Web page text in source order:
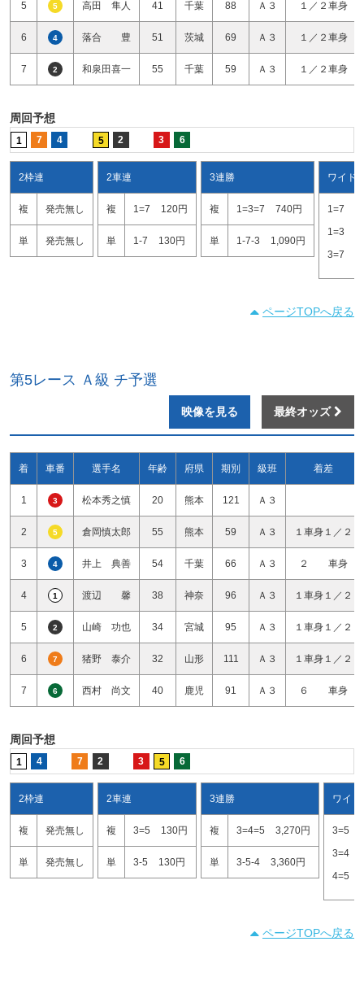
5 5 高田 隼人 41 千葉 88 Ａ３ １／２車身
6 4 落合 豊 51 茨城 69 Ａ３ １／２車身
7 2 和泉田喜一 55 千葉 59 Ａ３ １／２車身
周回予想
1 7 4 5 2 3 6
2枠連
複 発売無し
単 発売無し
2車連
複 1=7 120円
単 1-7 130円
3連勝
複 1=3=7 740円
単 1-7-3 1,090円
ワイド
1=7
1=3
3=7
ページTOPへ戻る
第5レース Ａ級 チ予選
映像を見る 最終オッズ
着 車番 選手名 年齢 府県 期別 級班 着差
1 3 松本秀之慎 20 熊本 121 Ａ３
2 5 倉岡慎太郎 55 熊本 59 Ａ３ １車身１／２
3 4 井上 典善 54 千葉 66 Ａ３ ２ 車身
4 1 渡辺 馨 38 神奈 96 Ａ３ １車身１／２
5 2 山崎 功也 34 宮城 95 Ａ３ １車身１／２
6 7 猪野 泰介 32 山形 111 Ａ３ １車身１／２
7 6 西村 尚文 40 鹿児 91 Ａ３ ６ 車身
周回予想
1 4 7 2 3 5 6
2枠連
複 発売無し
単 発売無し
2車連
複 3=5 130円
単 3-5 130円
3連勝
複 3=4=5 3,270円
単 3-5-4 3,360円
ワイド
3=5
3=4
4=5
ページTOPへ戻る